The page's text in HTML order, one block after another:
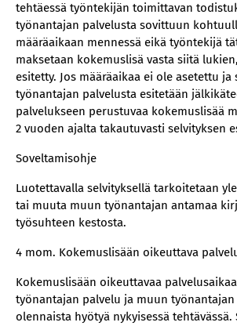
tehtäessä työntekijän toimittavan
työnantajan palvelusta sovittuun
määräaikaan mennessä eikä työntekijä
maksetaan kokemuslisä vasta siitä
esitetty. Jos määräaikaa ei ole asetettu ja
työnantajan palvelusta esitetään
palvelukseen perustuvaa kokemuslisää
2 vuoden ajalta takautuvasti selvityksen
Soveltamisohje
Luotettavalla selvityksellä tarkoitetaan
tai muuta muun työnantajan antamaa
työsuhteen kestosta.
4 mom. Kokemuslisään oikeuttava
Kokemuslisään oikeuttavaa
työnantajan palvelu ja muun
olennaista hyötyä nykyisessä tehtävässä.